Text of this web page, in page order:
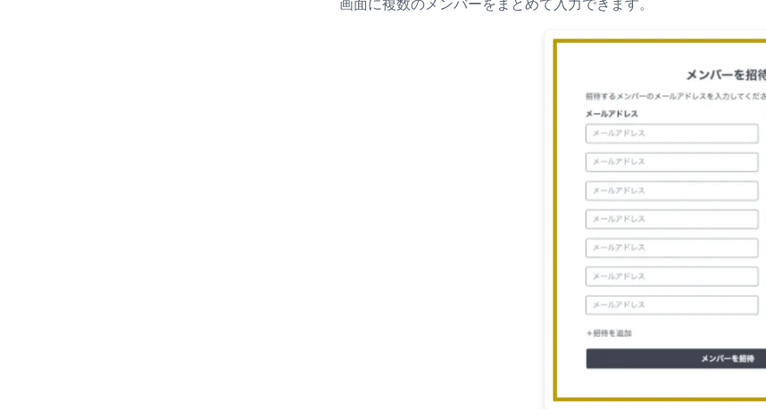
画面に複数のメンバーをまとめて入力できます。